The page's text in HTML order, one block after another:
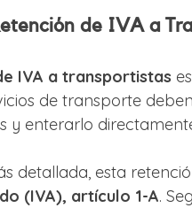
de IVA a
IVA a transportistas
de transporte
y enterarlo
detallada, esta
(IVA), artículo 1-A.